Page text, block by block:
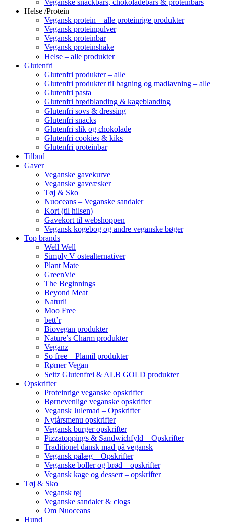
Veganske snackbars, chokoladebars & proteinbars
Helse /Protein
Vegansk protein – alle proteinrige produkter
Vegansk proteinpulver
Vegansk proteinbar
Vegansk proteinshake
Helse – alle produkter
Glutenfri
Glutenfri produkter – alle
Glutenfri produkter til bagning og madlavning – alle
Glutenfri pasta
Glutenfri brødblanding & kageblanding
Glutenfri sovs & dressing
Glutenfri snacks
Glutenfri slik og chokolade
Glutenfri cookies & kiks
Glutenfri proteinbar
Tilbud
Gaver
Veganske gavekurve
Veganske gaveæsker
Tøj & Sko
Nuoceans – Veganske sandaler
Kort (til hilsen)
Gavekort til webshoppen
Vegansk kogebog og andre veganske bøger
Top brands
Well Well
Simply V ostealternativer
Plant Mate
GreenVie
The Beginnings
Beyond Meat
Naturli
Moo Free
bett’r
Biovegan produkter
Nature’s Charm produkter
Veganz
So free – Plamil produkter
Rømer Vegan
Seitz Glutenfrei & ALB GOLD produkter
Opskrifter
Proteinrige veganske opskrifter
Børnevenlige veganske opskrifter
Vegansk Julemad – Opskrifter
Nytårsmenu opskrifter
Vegansk burger opskrifter
Pizzatoppings & Sandwichfyld – Opskrifter
Traditionel dansk mad på vegansk
Vegansk pålæg – Opskrifter
Veganske boller og brød – opskrifter
Vegansk kage og dessert – opskrifter
Tøj & Sko
Vegansk tøj
Veganske sandaler & clogs
Om Nuoceans
Hund